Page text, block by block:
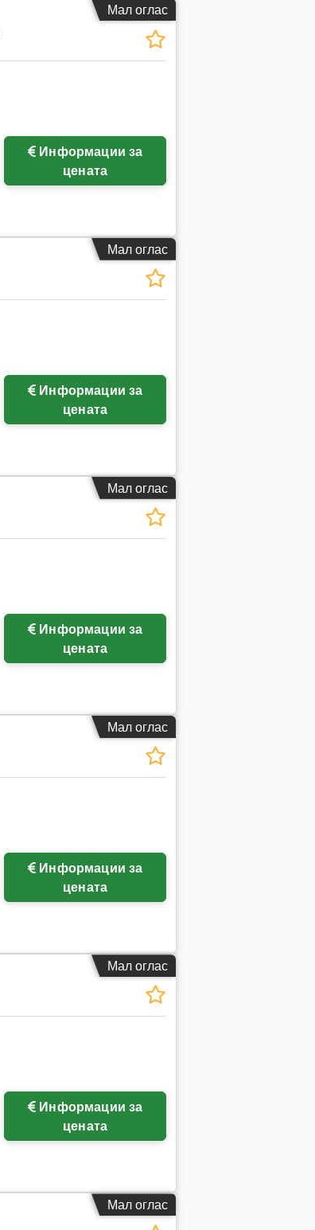
Мал оглас
цената
Мал оглас
цената
Мал оглас
Побарајте повеќе
цената
Мал оглас
цената
Мал оглас
цената
Мал оглас